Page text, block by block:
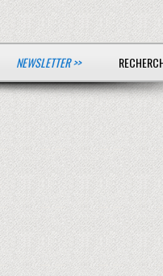
NEWSLETTER >>